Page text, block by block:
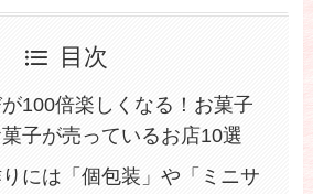
目次
100倍楽しくなる！お菓子
子が売っているお店10選
には「個包装」や「ミニサ